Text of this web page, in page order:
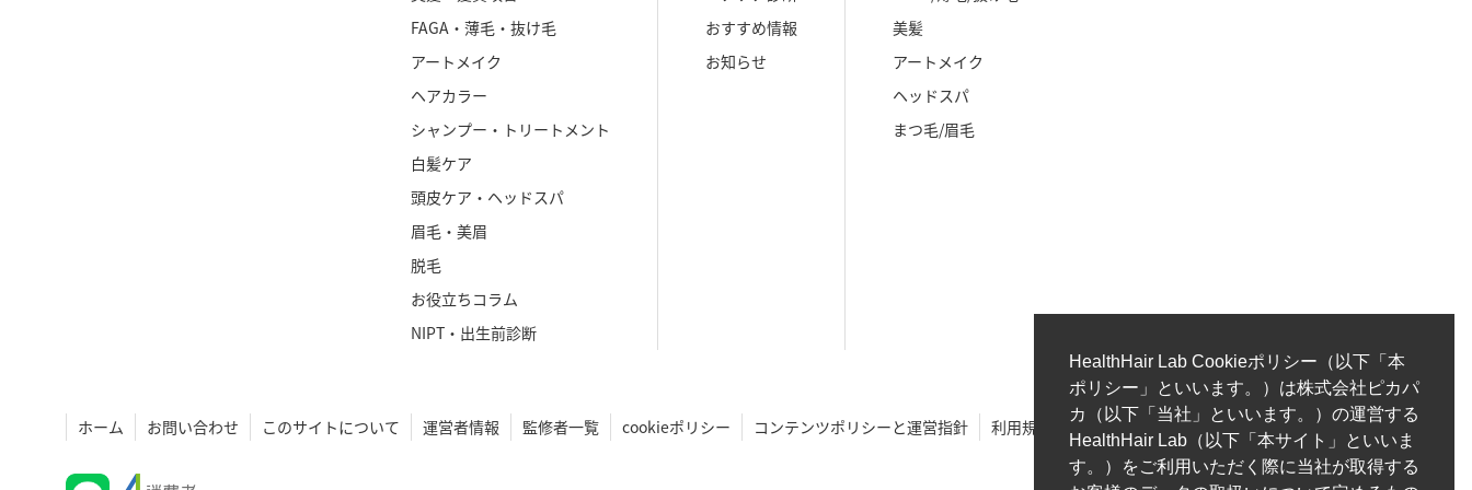
FAGA・薄毛・抜け毛
アートメイク
ヘアカラー
シャンプー・トリートメント
白髪ケア
頭皮ケア・ヘッドスパ
眉毛・美眉
脱毛
お役立ちコラム
NIPT・出生前診断
おすすめ情報
お知らせ
美髪
アートメイク
ヘッドスパ
まつ毛/眉毛
ホーム お問い合わせ このサイトについて 運営者情報 監修者一覧 cookieポリシー コンテンツポリシーと運営指針 利用規約 著作権ポリシー/免責事項 プライバシーポリシー
HealthHair Lab Cookieポリシー（以下「本
ポリシー」といいます。）は株式会社ピカパ
カ（以下「当社」といいます。）の運営する
HealthHair Lab（以下「本サイト」といいま
す。）をご利用いただく際に当社が取得する